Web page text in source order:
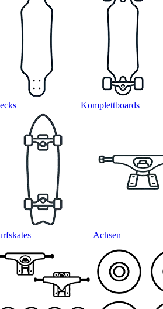
Komplettboards
Achsen